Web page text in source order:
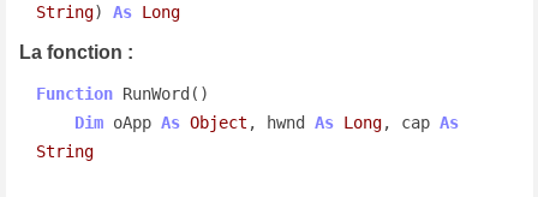
String) As Long
La fonction :
Function RunWord()
Dim oApp As Object , hwnd As Long, cap As
String